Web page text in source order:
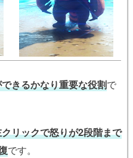
きるかなり重要な役割で
リックで怒りが2段階まで
です。